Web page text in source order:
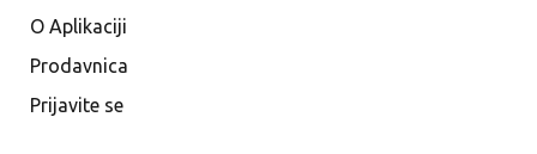
O Aplikaciji
Prodavnica
Prijavite se